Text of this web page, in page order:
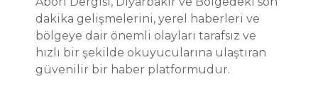
dakika gelişmelerini, yerel haberleri ve
bölgeye dair önemli olayları tarafsız ve
hızlı bir şekilde okuyucularına ulaştıran
güvenilir bir haber platformudur.